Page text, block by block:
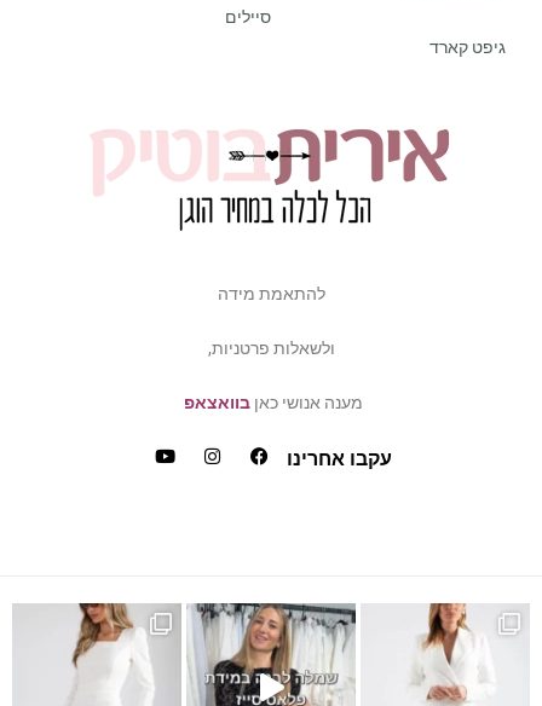
גיפט קארד
סיילים
להתאמת מידה
ולשאלות פרטניות,
מענה אנושי כאןבוואצאפ
עקבו אחרינו
של פלאס סייז / מיד סכמה ביקשתן שהשמלה הזאת תחזו